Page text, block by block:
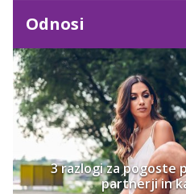
Odnosi
3 razlogi za pogoste
partnerji in